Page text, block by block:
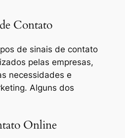
Contato
de sinais de contato
pelas empresas,
necessidades e
Alguns dos
Online